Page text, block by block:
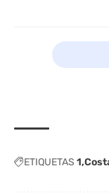
ETIQUETAS 1